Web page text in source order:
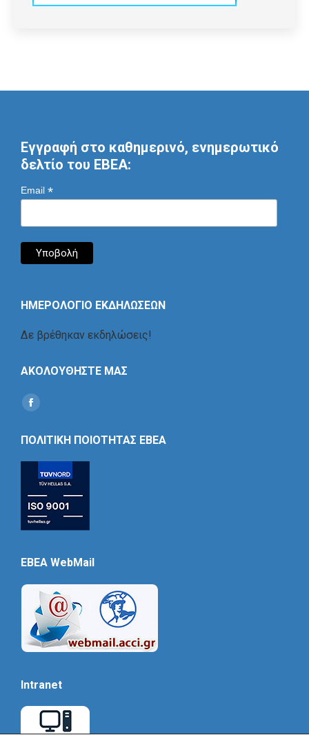
Εγγραφή στο καθημερινό, ενημερωτικό
δελτίο του ΕΒΕΑ:
Email *
ΗΜΕΡΟΛΟΓΙΟ ΕΚΔΗΛΩΣΕΩΝ
Δε βρέθηκαν εκδηλώσεις!
ΑΚΟΛΟΥΘΗΣΤΕ ΜΑΣ
Find us on:
Social
ΠΟΛΙΤΙΚΗ ΠΟΙΟΤΗΤΑΣ ΕΒΕΑ
EBEA WebMail
Intranet